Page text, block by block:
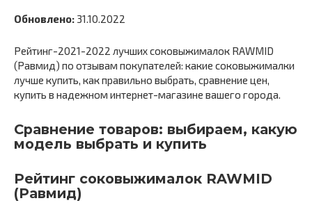
Обновлено: 31.10.2022
Рейтинг-2021-2022 лучших соковыжималок RAWMID
(Равмид) по отзывам покупателей: какие соковыжималки
лучше купить, как правильно выбрать, сравнение цен,
купить в надежном интернет-магазине вашего города.
Сравнение товаров: выбираем, какую
модель выбрать и купить
Рейтинг соковыжималок RAWMID
(Равмид)